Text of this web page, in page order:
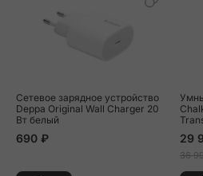
Сетевое зарядное устройство
Deppa Original Wall Charger 20
Вт белый
690 ₽ 29
36